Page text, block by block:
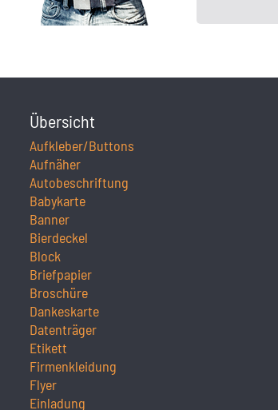
Übersicht
Aufkleber/Buttons
Aufnäher
Autobeschriftung
Babykarte
Banner
Bierdeckel
Block
Briefpapier
Broschüre
Dankeskarte
Datenträger
Etikett
Firmenkleidung
Flyer
Einladung